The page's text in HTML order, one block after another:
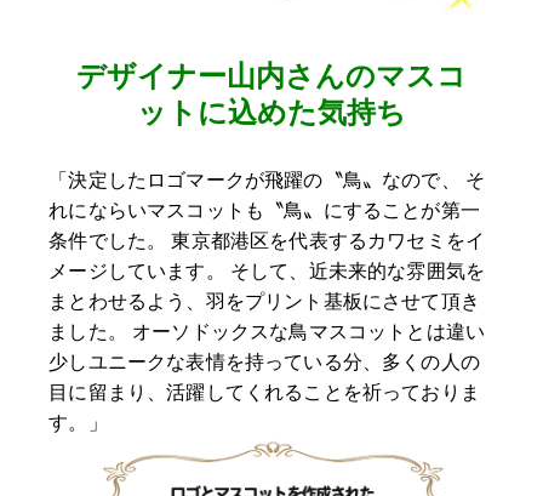
デザイナー山内さんのマスコ
ットに込めた気持ち
「決定したロゴマークが飛躍の〝鳥〟なので、 そ
れにならいマスコットも〝鳥〟にすることが第一
条件でした。 東京都港区を代表するカワセミをイ
メージしています。 そして、近未来的な雰囲気を
まとわせるよう、羽をプリント基板にさせて頂き
ました。 オーソドックスな鳥マスコットとは違い
少しユニークな表情を持っている分、多くの人の
目に留まり、活躍してくれることを祈っておりま
す。」